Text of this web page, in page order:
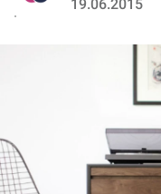
19.06.2015